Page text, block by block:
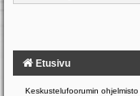
Etusivu
Keskustelufoorumin ohjelmisto